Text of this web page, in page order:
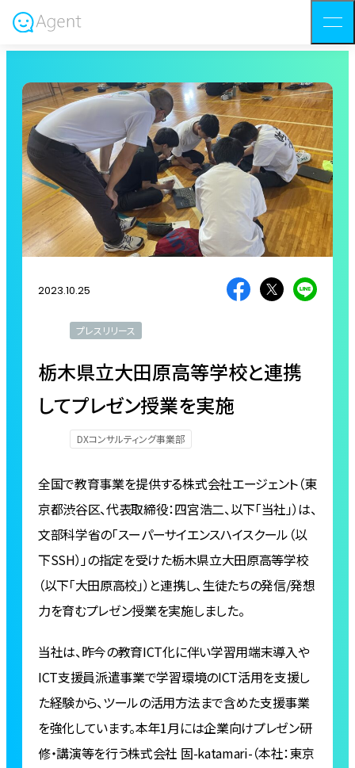
2023.10.25
プレスリリース
栃木県立大田原高等学校と連携
してプレゼン授業を実施
DXコンサルティング事業部
全国で教育事業を提供する株式会社エージェント（東
京都渋⾕区、代表取締役：四宮浩⼆、以下「当社」）は、
文部科学省の「スーパーサイエンスハイスクール（以
下SSH）」の指定を受けた栃木県立大田原高等学校
（以下「大田原高校」）と連携し、生徒たちの発信/発想
力を育むプレゼン授業を実施しました。
当社は、昨今の教育ICT化に伴い学習用端末導入や
ICT支援員派遣事業で学習環境のICT活用を支援し
た経験から、ツールの活用方法まで含めた支援事業
を強化しています。本年1月には企業向けプレゼン研
修・講演等を⾏う株式会社 固-katamari-（本社：東京